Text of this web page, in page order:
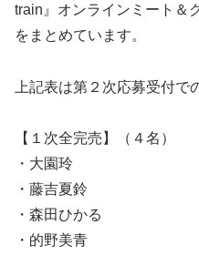
train』オンラインミート＆
をまとめています。
上記表は第２次応募受付で
【１次全完売】（４名）
・大園玲
・藤吉夏鈴
・森田ひかる
・的野美青